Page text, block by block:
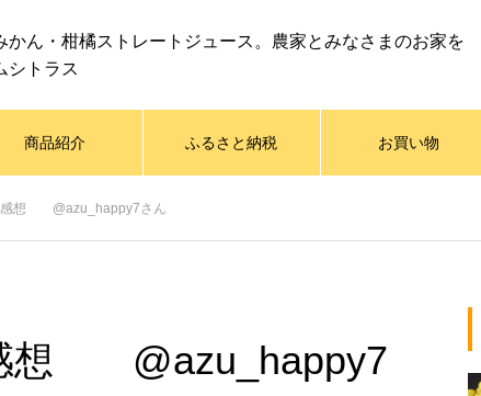
かん・柑橘ストレートジュース。農家とみなさまのお家を
シトラス
商品紹介 ふるさと納税 お買い物
感想 @azu_happy7さん
想 @azu_happy7